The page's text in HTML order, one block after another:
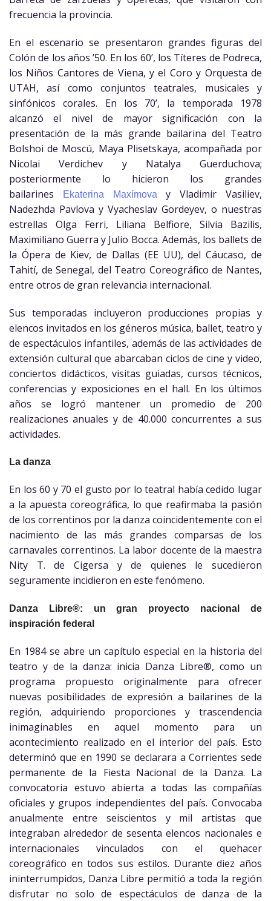
frecuencia la provincia.
En el escenario se presentaron grandes figuras del
Colón de los años ’50. En los 60’, los Títeres de Podreca,
los Niños Cantores de Viena, y el Coro y Orquesta de
UTAH, así como conjuntos teatrales, musicales y
sinfónicos corales. En los 70’, la temporada 1978
alcanzó el nivel de mayor significación con la
presentación de la más grande bailarina del Teatro
Bolshoi de Moscú, Maya Plisetskaya, acompañada por
Nicolai Verdichev y Natalya Guerduchova;
posteriormente lo hicieron los grandes
bailarines
Ekaterina Maxímovay Vladimir Vasiliev,
Nadezhda Pavlova y Vyacheslav Gordeyev, o nuestras
estrellas Olga Ferri, Liliana Belfiore, Silvia Bazilis,
Maximiliano Guerra y Julio Bocca. Además, los ballets de
la Ópera de Kiev, de Dallas (EE UU), del Cáucaso, de
Tahití, de Senegal, del Teatro Coreográfico de Nantes,
entre otros de gran relevancia internacional.
Sus temporadas incluyeron producciones propias y
elencos invitados en los géneros música, ballet, teatro y
de espectáculos infantiles, además de las actividades de
extensión cultural que abarcaban ciclos de cine y video,
conciertos didácticos, visitas guiadas, cursos técnicos,
conferencias y exposiciones en el hall. En los últimos
años se logró mantener un promedio de 200
realizaciones anuales y de 40.000 concurrentes a sus
actividades.
La danza
En los 60 y 70 el gusto por lo teatral había cedido lugar
a la apuesta coreográfica, lo que reafirmaba la pasión
de los correntinos por la danza coincidentemente con el
nacimiento de las más grandes comparsas de los
carnavales correntinos. La labor docente de la maestra
Nity T. de Cigersa y de quienes le sucedieron
seguramente incidieron en este fenómeno.
Danza Libre®: un gran proyecto nacional de
inspiración federal
En 1984 se abre un capítulo especial en la historia del
teatro y de la danza: inicia Danza Libre®, como un
programa propuesto originalmente para ofrecer
nuevas posibilidades de expresión a bailarines de la
región, adquiriendo proporciones y trascendencia
inimaginables en aquel momento para un
acontecimiento realizado en el interior del país. Esto
determinó que en 1990 se declarara a Corrientes sede
permanente de la Fiesta Nacional de la Danza. La
convocatoria estuvo abierta a todas las compañías
oficiales y grupos independientes del país. Convocaba
anualmente entre seiscientos y mil artistas que
integraban alrededor de sesenta elencos nacionales e
internacionales vinculados con el quehacer
coreográfico en todos sus estilos. Durante diez años
ininterrumpidos, Danza Libre permitió a toda la región
disfrutar no solo de espectáculos de danza de la